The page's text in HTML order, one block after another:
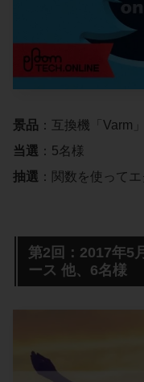
景品 ：互換機「Varm
当選 ：5名様
抽選 ：関数を使って
第2回：2017年5
ース 他、6名様